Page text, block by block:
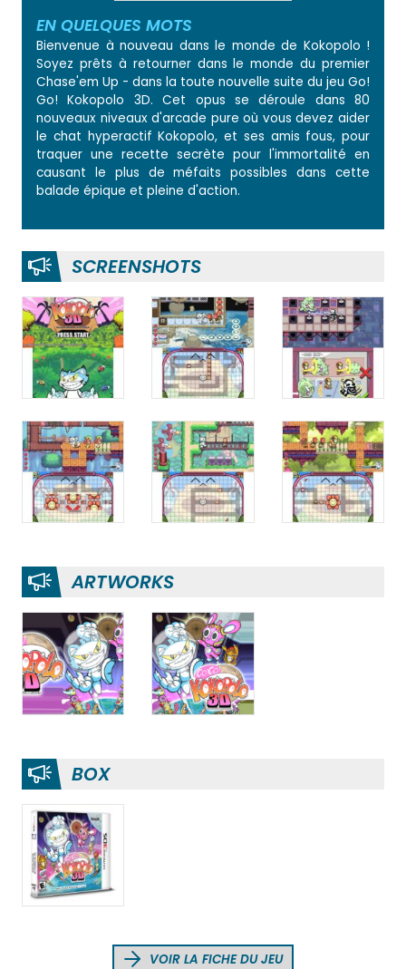
EN QUELQUES MOTS
Bienvenue à nouveau dans le monde de Kokopolo !
Soyez prêts à retourner dans le monde du premier
Chase'em Up - dans la toute nouvelle suite du jeu Go!
Go! Kokopolo 3D. Cet opus se déroule dans 80
nouveaux niveaux d'arcade pure où vous devez aider
le chat hyperactif Kokopolo, et ses amis fous, pour
traquer une recette secrète pour l'immortalité en
causant le plus de méfaits possibles dans cette
balade épique et pleine d'action.
SCREENSHOTS
ARTWORKS
BOX
VOIR LA FICHE DU JEU